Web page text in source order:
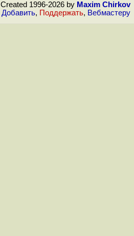
Created 1996-2026 by Maxim Chirkov
Добавить, Поддержать, Вебмастеру